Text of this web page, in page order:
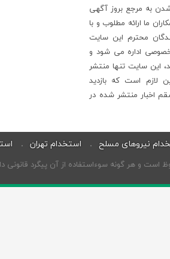
به مرجع بروز آگهی
ما ارائه مطلوب و با
محترم این سایت
اداره می شود و
این سایت تنها منتشر
لازم است که بازدید
اخبار منتشر شده در
نیروهای مسلح استخدام تهران
و هر گونه سوءاستفاده از آن پیگرد قانونی